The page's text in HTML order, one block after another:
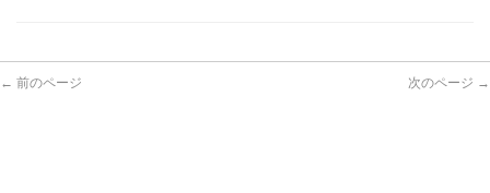
← 前のページ 次のページ →